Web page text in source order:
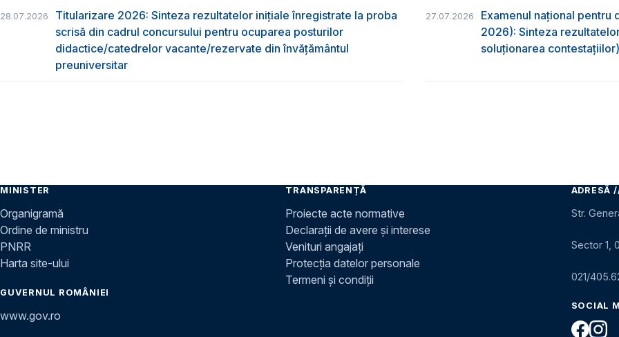
28.07.2026
Titularizare 2026: Sinteza rezultatelor inițiale înregistrate la proba
scrisă din cadrul concursului pentru ocuparea posturilor
didactice/catedrelor vacante/rezervate din învăţământul
preuniversitar
27.07.2026
Examenul național pentru
2026): Sinteza
soluționarea contestațiilor)
MINISTER
Organigramă
Ordine de ministru
PNRR
Harta site-ului
GUVERNUL ROMÂNIEI
www.gov.ro
TRANSPARENȚĂ
Proiecte acte normative
Declarații de avere și interese
Venituri angajați
Protecția datelor personale
Termeni și condiții
ADRESĂ
Str.
Sector 1,
021/
SOCIAL